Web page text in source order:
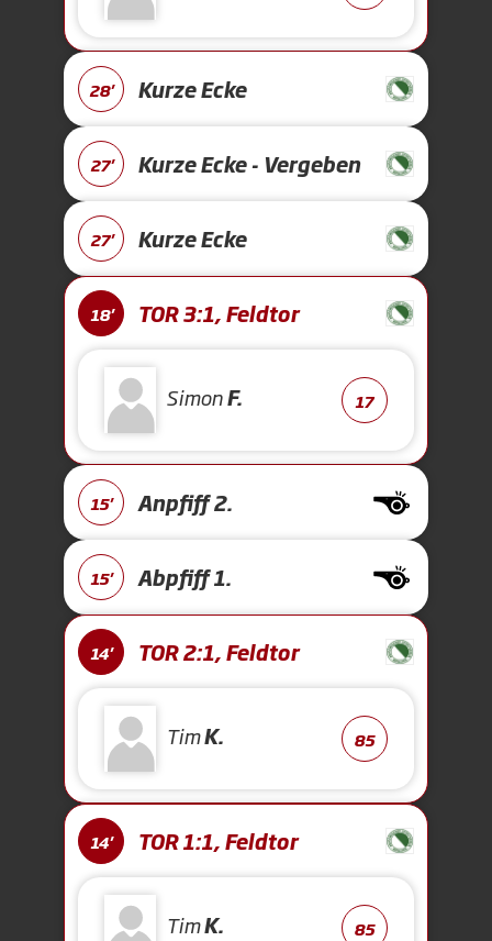
28' Kurze Ecke
27' Kurze Ecke - Vergeben
27' Kurze Ecke
18' TOR 3:1, Feldtor
SimonF. 17
15' Anpfiff 2.
15' Abpfiff 1.
14' TOR 2:1, Feldtor
TimK. 85
14' TOR 1:1, Feldtor
TimK. 85